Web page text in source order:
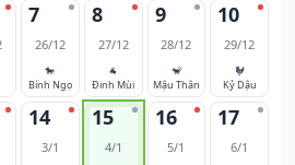
7
26/12
🐎
Bính Ngọ
8
27/12
🐐
Đinh Mùi
9
28/12
🐒
Mậu Thân
10
29/12
🐓
Kỷ Dậu
14
3/1
15
4/1
16
5/1
17
6/1